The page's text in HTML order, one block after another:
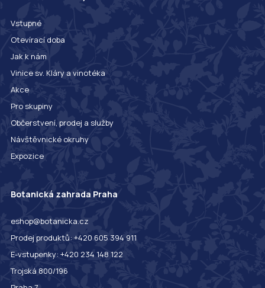
Vstupné
Otevírací doba
Jak k nám
Vinice sv. Kláry a vinotéka
Akce
Pro skupiny
Občerstvení, prodej a služby
Návštěvnické okruhy
Expozice
Botanická zahrada Praha
eshop@botanicka.cz
Prodej produktů: +420 605 394 911
E-vstupenky: +420 234 148 122
Trojská 800/196